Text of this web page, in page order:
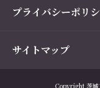
プライバシーポリ
サイトマップ
Copyright 茨